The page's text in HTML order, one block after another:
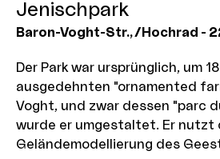
Jenischpark
Baron-Voght-Str., /Hochrad -
Der Park war ursprünglich, um
ausgedehnten "ornamented
Voght, und zwar dessen "parc
wurde er umgestaltet. Er nutzt
Geländemodellierung des